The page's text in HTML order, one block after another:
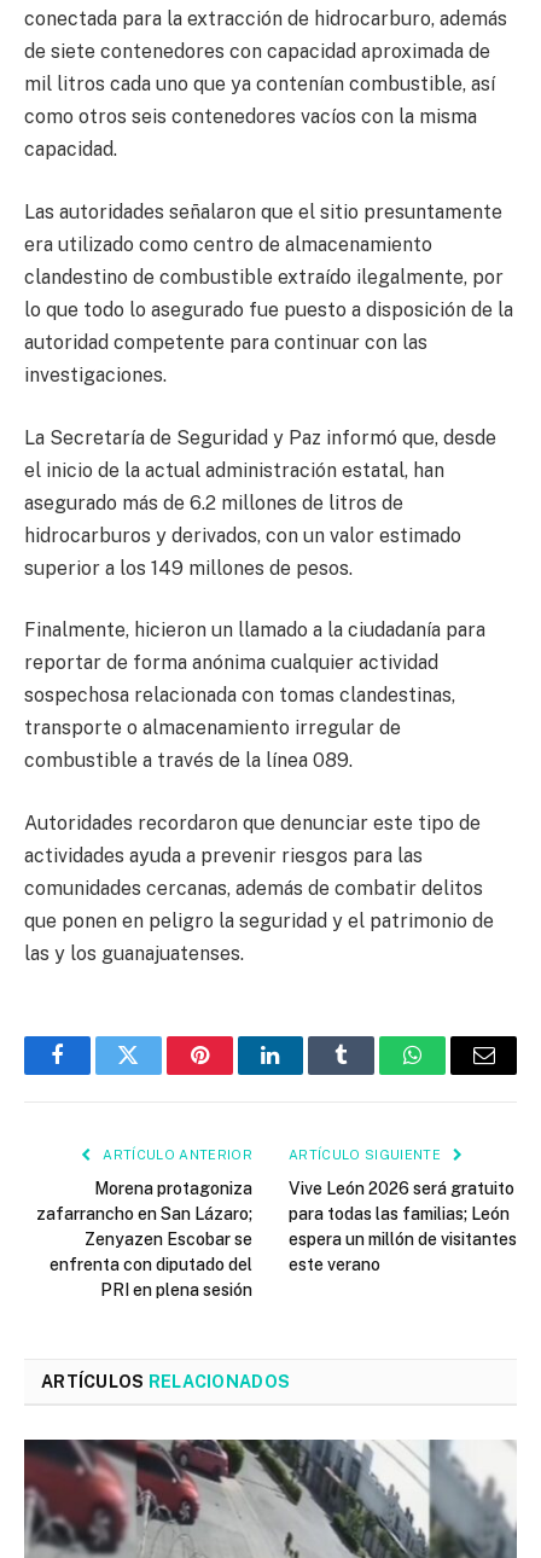
conectada para la extracción de hidrocarburo, además
de siete contenedores con capacidad aproximada de
mil litros cada uno que ya contenían combustible, así
como otros seis contenedores vacíos con la misma
capacidad.
Las autoridades señalaron que el sitio presuntamente
era utilizado como centro de almacenamiento
clandestino de combustible extraído ilegalmente, por
lo que todo lo asegurado fue puesto a disposición de la
autoridad competente para continuar con las
investigaciones.
La Secretaría de Seguridad y Paz informó que, desde
el inicio de la actual administración estatal, han
asegurado más de 6.2 millones de litros de
hidrocarburos y derivados, con un valor estimado
superior a los 149 millones de pesos.
Finalmente, hicieron un llamado a la ciudadanía para
reportar de forma anónima cualquier actividad
sospechosa relacionada con tomas clandestinas,
transporte o almacenamiento irregular de
combustible a través de la línea 089.
Autoridades recordaron que denunciar este tipo de
actividades ayuda a prevenir riesgos para las
comunidades cercanas, además de combatir delitos
que ponen en peligro la seguridad y el patrimonio de
las y los guanajuatenses.
FacebookTwitter PinterestLinkedInTumblr WhatsAppEmail
ARTÍCULO ANTERIOR
Morena protagoniza
zafarrancho en San Lázaro;
Zenyazen Escobar se
enfrenta con diputado del
PRI en plena sesión
ARTÍCULO SIGUIENTE
Vive León 2026 será gratuito
para todas las familias; León
espera un millón de visitantes
este verano
ARTÍCULOS RELACIONADOS